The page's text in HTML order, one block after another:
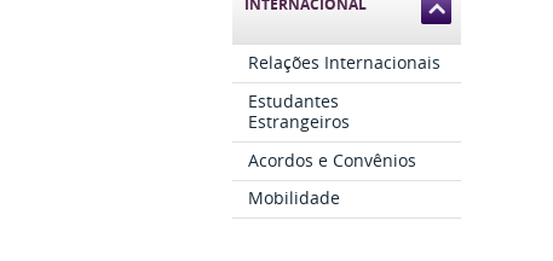
INTERNACIONAL
Relações Internacionais
Estudantes
Estrangeiros
Acordos e Convênios
Mobilidade